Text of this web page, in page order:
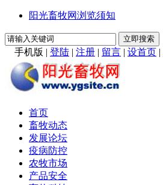
阳光畜牧网浏览须知
手机版 | 登陆 | 注册 | 留言 | 设首页 |
首页
畜牧动态
发展论坛
疫病防控
农牧市场
产品安全